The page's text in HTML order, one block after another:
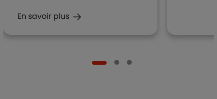
En savoir plus